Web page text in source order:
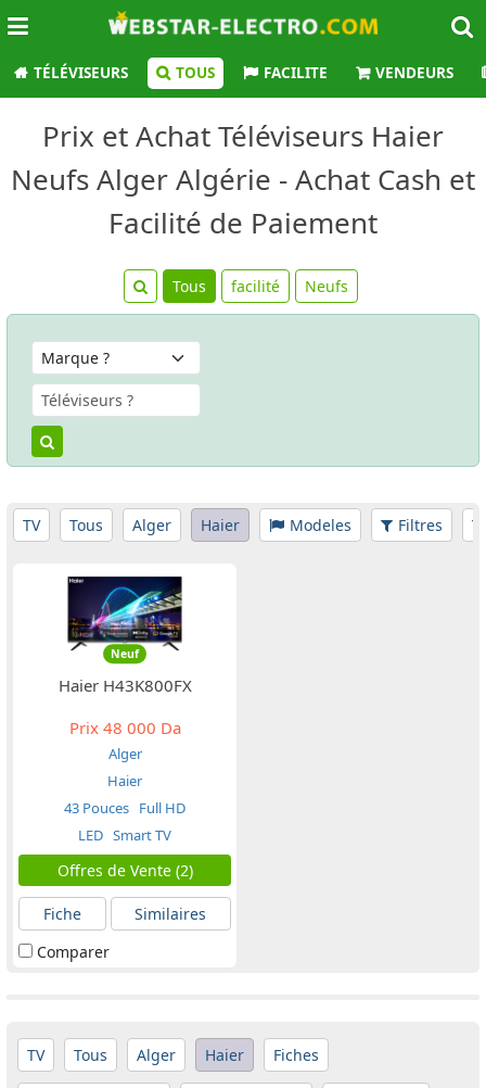
TÉLÉVISEURS TOUS FACILITE VENDEURS
Prix et Achat Téléviseurs Haier
Neufs Alger Algérie - Achat Cash et
Facilité de Paiement
Tous facilité Neufs
TV Tous Alger Haier Modeles Filtres
Neuf
Haier H43K800FX
Prix48 000 Da
Alger
Haier
43 Pouces Full HD
LED Smart TV
Offres de Vente (2)
Fiche
Similaires
Comparer
TV Tous Alger Haier Fiches